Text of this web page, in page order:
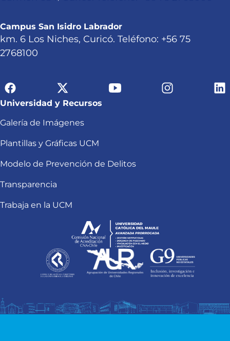
Campus San Isidro Labrador
km. 6 Los Niches, Curicó. Teléfono: +56 75
2768100
Universidad y Recursos
Galería de Imágenes
Plantillas y Gráficas UCM
Modelo de Prevención de Delitos
Transparencia
Trabaja en la UCM